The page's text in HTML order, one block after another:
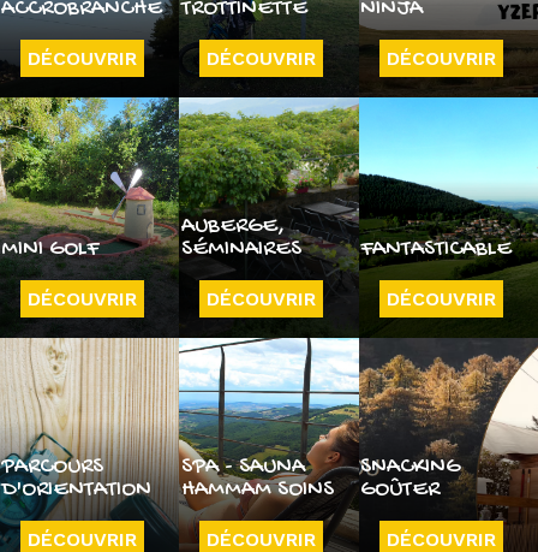
ACCROBRANCHE
DÉCOUVRIR
TROTTINETTE
DÉCOUVRIR
NINJA
DÉCOUVRIR
MINI GOLF
DÉCOUVRIR
AUBERGE,
SÉMINAIRES
DÉCOUVRIR
FANTASTICABLE
DÉCOUVRIR
PARCOURS
D'ORIENTATION
DÉCOUVRIR
SPA - SAUNA
HAMMAM SOINS
DÉCOUVRIR
SNACKING
GOÛTER
DÉCOUVRIR